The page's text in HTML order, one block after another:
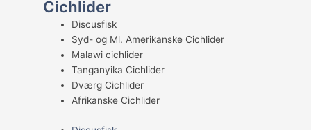
Cichlider
Discusfisk
Syd- og Ml. Amerikanske Cichlider
Malawi cichlider
Tanganyika Cichlider
Dværg Cichlider
Afrikanske Cichlider